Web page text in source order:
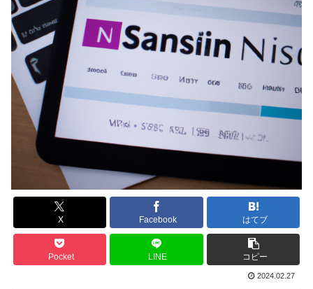
X Facebook はてブ
Pocket LINE コピー
2024.02.27